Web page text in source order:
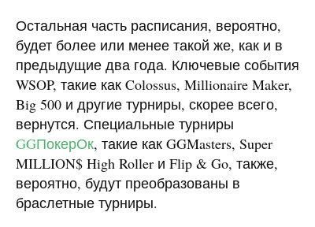
Остальная часть расписания, вероятно,
будет более или менее такой же, как и в
предыдущие два года. Ключевые события
WSOP, такие как Colossus, Millionaire Maker,
Big 500 и другие турниры, скорее всего,
вернутся. Специальные турниры
GGПокерОк, такие как GGMasters, Super
MILLION$ High Roller и Flip & Go, также,
вероятно, будут преобразованы в
браслетные турниры.